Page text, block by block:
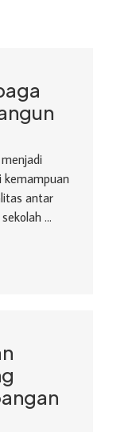
kemampuan
antar
...